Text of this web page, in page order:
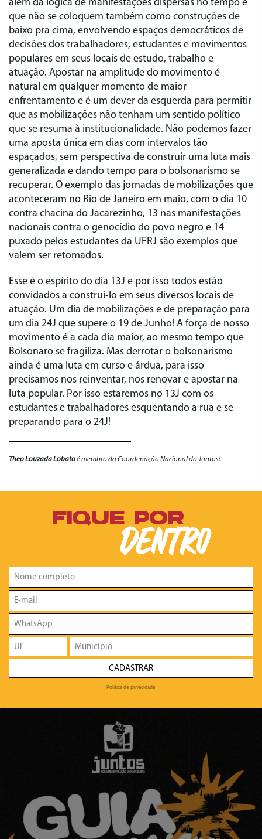
além da lógica de manifestações dispersas no tempo e
que não se coloquem também como construções de
baixo pra cima, envolvendo espaços democráticos de
decisões dos trabalhadores, estudantes e movimentos
populares em seus locais de estudo, trabalho e
atuação. Apostar na amplitude do movimento é
natural em qualquer momento de maior
enfrentamento e é um dever da esquerda para permitir
que as mobilizações não tenham um sentido político
que se resuma à institucionalidade. Não podemos fazer
uma aposta única em dias com intervalos tão
espaçados, sem perspectiva de construir uma luta mais
generalizada e dando tempo para o bolsonarismo se
recuperar. O exemplo das jornadas de mobilizações que
aconteceram no Rio de Janeiro em maio, com o dia 10
contra chacina do Jacarezinho, 13 nas manifestações
nacionais contra o genocídio do povo negro e 14
puxado pelos estudantes da UFRJ são exemplos que
valem ser retomados.
Esse é o espírito do dia 13J e por isso todos estão
convidados a construí-lo em seus diversos locais de
atuação. Um dia de mobilizações e de preparação para
um dia 24J que supere o 19 de Junho! A força de nosso
movimento é a cada dia maior, ao mesmo tempo que
Bolsonaro se fragiliza. Mas derrotar o bolsonarismo
ainda é uma luta em curso e árdua, para isso
precisamos nos reinventar, nos renovar e apostar na
luta popular. Por isso estaremos no 13J com os
estudantes e trabalhadores esquentando a rua e se
preparando para o 24J!
Theo Louzada Lobatoé membro da Coordenação Nacional do Juntos!
FIQUE POR
DENTRO
CADASTRAR
Política de privacidade